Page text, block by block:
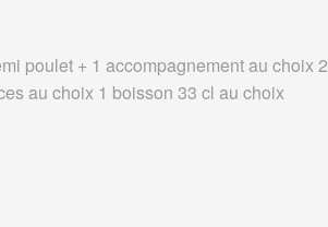
poulet + 1 accompagnement au choix 2
au choix 1 boisson 33 cl au choix